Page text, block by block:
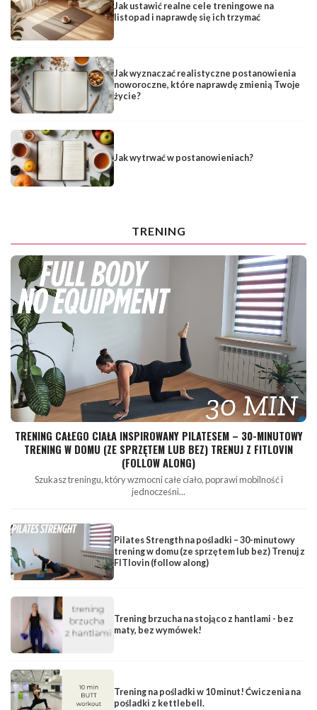
Jak ustawić realne cele treningowe na
listopad i naprawdę się ich trzymać
Jak wyznaczać realistyczne postanowienia
noworoczne, które naprawdę zmienią Twoje
życie?
Jak wytrwać w postanowieniach?
TRENING
TRENING CAŁEGO CIAŁA INSPIROWANY PILATESEM – 30-MINUTOWY
TRENING W DOMU (ZE SPRZĘTEM LUB BEZ) TRENUJ Z FITLOVIN
(FOLLOW ALONG)
Szukasz treningu, który wzmocni całe ciało, poprawi mobilność i
jednocześni...
Pilates Strength na pośladki – 30-minutowy
trening w domu (ze sprzętem lub bez) Trenuj z
FITlovin (follow along)
Trening brzucha na stojąco z hantlami - bez
maty, bez wymówek!
Trening na pośladki w 10 minut! Ćwiczenia na
pośladki z kettlebell.